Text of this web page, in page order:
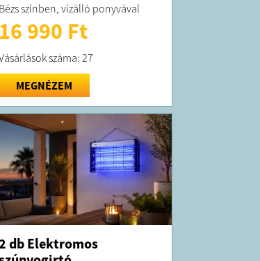
Bézs színben, vízálló ponyvával
16 990 Ft
száma: 27
MEGNÉZEM
db Elektromos